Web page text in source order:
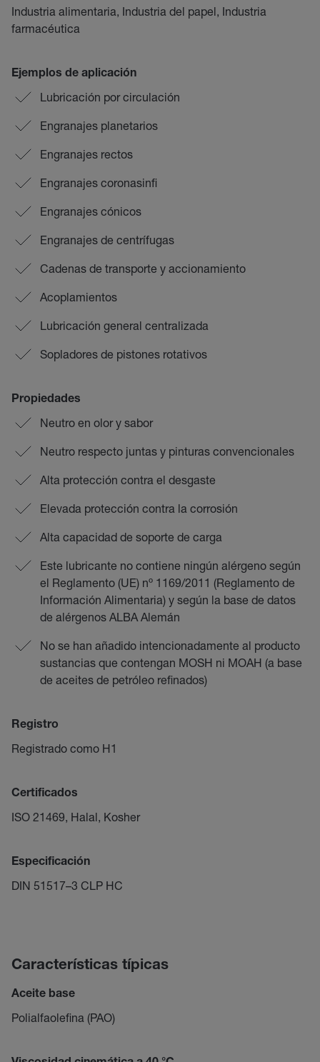
Industria alimentaria, Industria del papel, Industria
farmacéutica
Ejemplos de aplicación
Lubricación por circulación
Engranajes planetarios
Engranajes rectos
Engranajes coronasinfi
Engranajes cónicos
Engranajes de centrífugas
Cadenas de transporte y accionamiento
Acoplamientos
Lubricación general centralizada
Sopladores de pistones rotativos
Propiedades
Neutro en olor y sabor
Neutro respecto juntas y pinturas convencionales
Alta protección contra el desgaste
Elevada protección contra la corrosión
Alta capacidad de soporte de carga
Este lubricante no contiene ningún alérgeno según
el Reglamento (UE) nº 1169/2011 (Reglamento de
Información Alimentaria) y según la base de datos
de alérgenos ALBA Alemán
No se han añadido intencionadamente al producto
sustancias que contengan MOSH ni MOAH (a base
de aceites de petróleo refinados)
Registro
Registrado como H1
Certificados
ISO 21469, Halal, Kosher
Especificación
DIN 51517–3 CLP HC
Características típicas
Aceite base
Polialfaolefina (PAO)